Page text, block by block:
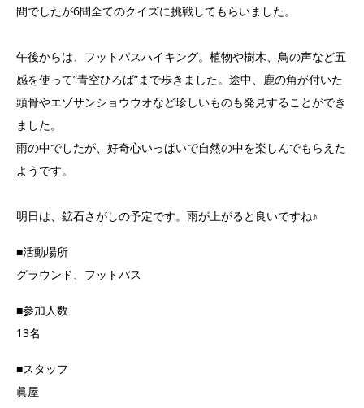
間でしたが6問全てのクイズに挑戦してもらいました。
午後からは、フットパスハイキング。植物や樹木、鳥の声など五
感を使って”青空ひろば”まで歩きました。途中、鹿の角が付いた
頭骨やエゾサンショウウオなど珍しいものも発見することができ
ました。
雨の中でしたが、好奇心いっぱいで自然の中を楽しんでもらえた
ようです。
明日は、鉱石さがしの予定です。雨が上がると良いですね♪
■活動場所
グラウンド、フットパス
■参加人数
13名
■スタッフ
眞屋